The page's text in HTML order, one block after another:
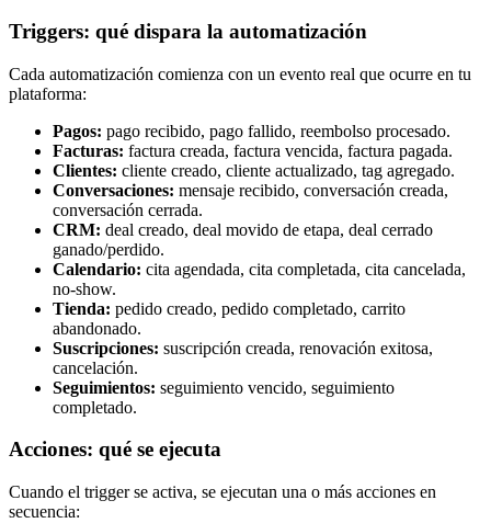
Triggers: qué dispara la automatización
Cada automatización comienza con un evento real que ocurre en tu
plataforma:
Pagos: pago recibido, pago fallido, reembolso procesado.
Facturas: factura creada, factura vencida, factura pagada.
Clientes: cliente creado, cliente actualizado, tag agregado.
Conversaciones: mensaje recibido, conversación creada,
conversación cerrada.
CRM: deal creado, deal movido de etapa, deal cerrado
ganado/perdido.
Calendario: cita agendada, cita completada, cita cancelada,
no-show.
Tienda: pedido creado, pedido completado, carrito
abandonado.
Suscripciones: suscripción creada, renovación exitosa,
cancelación.
Seguimientos: seguimiento vencido, seguimiento
completado.
Acciones: qué se ejecuta
Cuando el trigger se activa, se ejecutan una o más acciones en
secuencia: